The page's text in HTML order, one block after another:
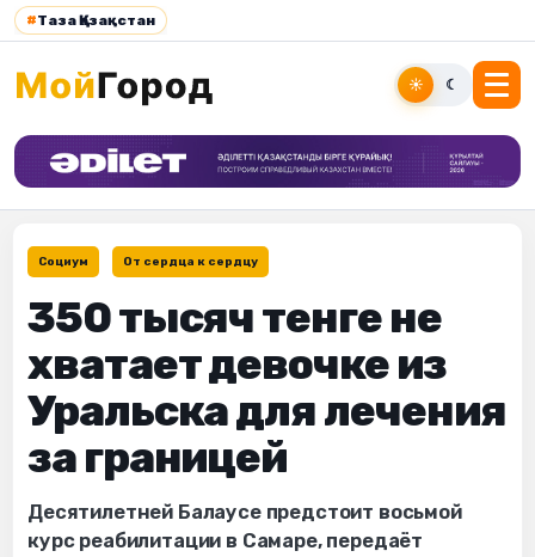
#Таза Қазақстан
☀ ☾
Социум От сердца к сердцу
350 тысяч тенге не
хватает девочке из
Уральска для лечения
за границей
Десятилетней Балаусе предстоит восьмой
курс реабилитации в Самаре, передаёт